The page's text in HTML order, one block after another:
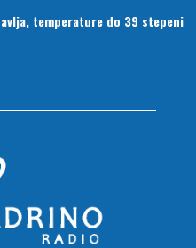
temperature do 39 stepeni